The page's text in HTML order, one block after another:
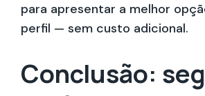
para apresentar a melhor
perfil — sem custo adicional.
Conclusão: